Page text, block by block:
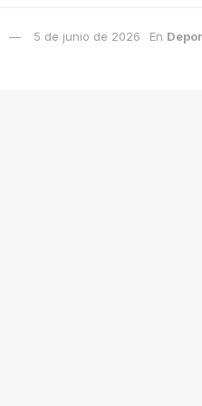
5 de junio de 2026 En